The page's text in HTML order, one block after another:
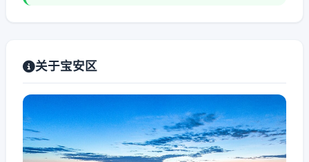
关于宝安区